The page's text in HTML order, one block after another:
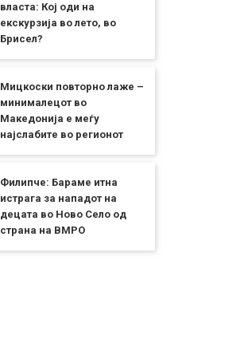
власта: Кој оди на
екскурзија во лето, во
Брисел?
Мицкоски повторно лаже –
минималецот во
Македонија е меѓу
најслабите во регионот
Филипче: Бараме итна
истрага за нападот на
децата во Ново Село од
страна на ВМРО